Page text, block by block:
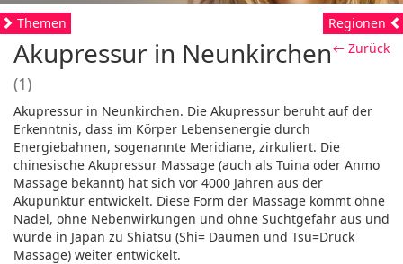
Themen
← Zurück
Akupressur in Neunkirchen
(1)
Akupressur in Neunkirchen. Die Akupressur beruht auf der
Erkenntnis, dass im Körper Lebensenergie durch
Energiebahnen, sogenannte Meridiane, zirkuliert. Die
chinesische Akupressur Massage (auch als Tuina oder Anmo
Massage bekannt) hat sich vor 4000 Jahren aus der
Akupunktur entwickelt. Diese Form der Massage kommt ohne
Nadel, ohne Nebenwirkungen und ohne Suchtgefahr aus und
wurde in Japan zu Shiatsu (Shi= Daumen und Tsu=Druck
Massage) weiter entwickelt.
Regionen